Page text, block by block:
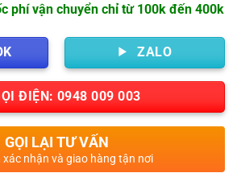
phí vận chuyển chỉ từ 100k đến 400k
ZALO
ĐIỆN: 0948 009 003
GỌI LẠI TƯ VẤN
xác nhận và giao hàng tận nơi